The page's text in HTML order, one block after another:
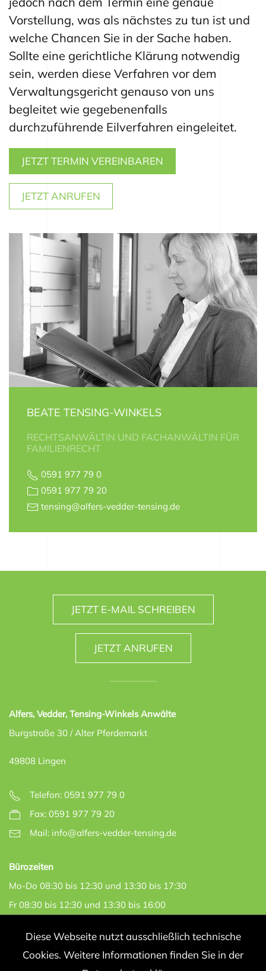
Vorstellung, was als nächstes zu tun ist und
welche Chancen Sie in der Sache haben.
Sollte eine gerichtliche Klärung notwendig
sein, werden diese Verfahren vor dem
Verwaltungsgericht genauso von uns
begleitet wie gegebenenfalls
durchzuführende Eilverfahren eingeleitet.
JETZT TERMIN VEREINBAREN
JETZT ANRUFEN
BEATE TENSING-WINKELS
RECHTSANWÄLTIN UND FACHANWÄLTIN FÜR
FAMILIENRECHT
0591 977 79 0
0591 977 79 20
tensing@alfers-vedder-tensing.de
JETZT E-MAIL SCHREIBEN
JETZT ANRUFEN
Alfers, Vedder, Tensing-Winkels Anwälte
Burgstraße 30 / Alter Pferdemarkt
49808 Lingen
Telefon: 0591 977 79 0
Fax: 0591 977 79 20
Mail: info@alfers-vedder-tensing.de
Bürozeiten
Mo-Do 08:30 bis 12:30 und 13:30 bis 17:30
Fr 08:30 bis 12:30 und 13:30 bis 16:00
IMPRESSUM DATENSCHUTZ FORMULARE
Diese Webseite nutzt ausschließlich technische
Cookies. Weitere Informationen finden Sie in der